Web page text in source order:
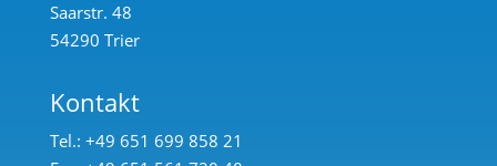
Saarstr. 48
54290 Trier
Kontakt
Tel.: +49 651 699 858 21